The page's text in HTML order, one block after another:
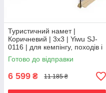
Туристичний намет |
Коричневий | 3х3 | Yiwu SJ-
0116 | для кемпінгу, походів і
відпочинку на природі
Готово до відправки
6 599 ₴ 11 185 ₴